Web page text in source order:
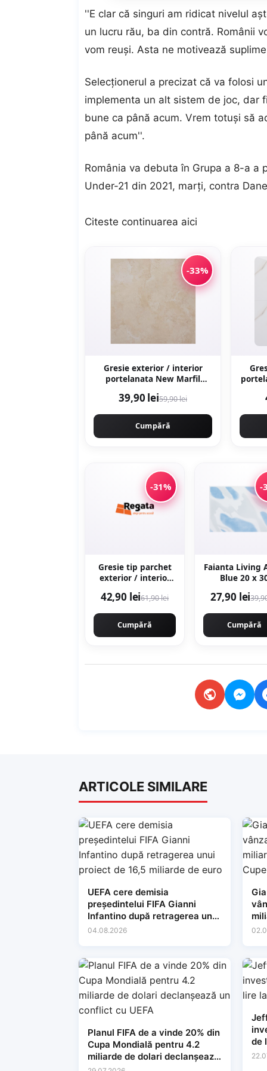
''E clar că singuri am ridicat nivelul
un lucru rău, ba din contră. Românii
vom reuşi. Asta ne motivează
Selecţionerul a precizat că va folosi
implementa un alt sistem de joc, dar
bune ca până acum. Vrem totuşi să
până acum''.
România va debuta în Grupa a 8-a a
Under-21 din 2021, marţi, contra
Citeste continuarea aici
-33%
Gresie exterior / interior
portelanata New Marfil
rectificata tip piatra naturala
39,90 lei59,90 lei
Cumpără
-31%
Gresie tip parchet
exterior / interior
60 cm mata
antiderapanta
42,90 lei61,90 lei
Cumpără
-
Faianta Living
Blue 20 x
27,90 lei
Cumpără
ARTICOLE SIMILARE
UEFA cere demisia
președintelui FIFA Gianni
Infantino după retragerea unui
proiect de 16,5 miliarde de
04.08.2026
Planul FIFA de a vinde 20% din
Cupa Mondială pentru 4.2
miliarde de dolari declanșează
un conflict cu UEFA
de